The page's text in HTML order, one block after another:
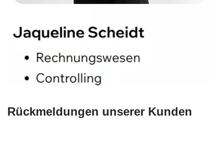
Rückmeldungen unserer Kunden